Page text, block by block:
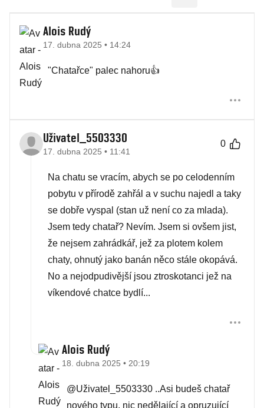
Alois Rudý
17. dubna 2025 • 14:24
"Chatařce" palec nahoru👍
Uživatel_5503330
17. dubna 2025 • 11:41
0
Na chatu se vracím, abych se po celodenním
pobytu v přírodě zahřál a v suchu najedl a taky
se dobře vyspal (stan už není co za mlada).
Jsem tedy chatař? Nevím. Jsem si ovšem jist,
že nejsem zahrádkář, jež za plotem kolem
chaty, ohnutý jako banán něco stále okopává.
No a nejodpudivější jsou ztroskotanci jež na
víkendové chatce bydlí...
Alois Rudý
18. dubna 2025 • 20:19
@Uživatel_5503330 ..Asi budeš chatař
nového typu, nic nedělající a opruzující